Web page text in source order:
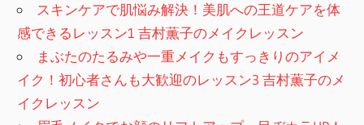
スキンケアで肌悩み解決！美肌への王道ケアを体
感できるレッスン1 吉村薫子のメイクレッスン
まぶたのたるみや一重メイクもすっきりのアイメ
イク！初心者さんも大歓迎のレッスン3 吉村薫子のメ
イクレッスン